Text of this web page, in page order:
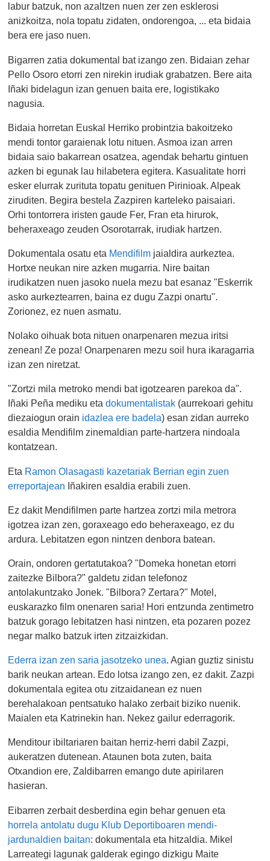
labur batzuk, non azaltzen nuen zer zen esklerosi
anizkoitza, nola topatu zidaten, ondorengoa, ... eta bidaia
bera ere jaso nuen.
Bigarren zatia dokumental bat izango zen. Bidaian zehar
Pello Osoro etorri zen nirekin irudiak grabatzen. Bere aita
Iñaki bidelagun izan genuen baita ere, logistikako
nagusia.
Bidaia horretan Euskal Herriko probintzia bakoitzeko
mendi tontor garaienak lotu nituen. Asmoa izan arren
bidaia saio bakarrean osatzea, agendak behartu gintuen
azken bi egunak lau hilabetera egitera. Kasualitate horri
esker elurrak zurituta topatu genituen Pirinioak. Alpeak
ziruditen. Begira bestela Zazpiren karteleko paisaiari.
Orhi tontorrera iristen gaude Fer, Fran eta hirurok,
beheraxeago zeuden Osorotarrak, irudiak hartzen.
Dokumentala osatu eta Mendifilm jaialdira aurkeztea.
Hortxe neukan nire azken mugarria. Nire baitan
irudikatzen nuen jasoko nuela mezu bat esanaz "Eskerrik
asko aurkeztearren, baina ez dugu Zazpi onartu".
Zorionez, ez nuen asmatu.
Nolako oihuak bota nituen onarpenaren mezua iritsi
zenean! Ze poza! Onarpenaren mezu soil hura ikaragarria
izan zen niretzat.
"Zortzi mila metroko mendi bat igotzearen parekoa da".
Iñaki Peña mediku etadokumentalistak (aurrekoari gehitu
diezaiogun orain idazlea ere badela) esan zidan aurreko
esaldia Mendifilm zinemaldian parte-hartzera nindoala
kontatzean.
Eta Ramon Olasagasti kazetariak Berrian egin zuen
erreportajean Iñakiren esaldia erabili zuen.
Ez dakit Mendifilmen parte hartzea zortzi mila metrora
igotzea izan zen, goraxeago edo beheraxeago, ez du
ardura. Lebitatzen egon nintzen denbora batean.
Orain, ondoren gertatutakoa? "Domeka honetan etorri
zaitezke Bilbora?" galdetu zidan telefonoz
antolakuntzako Jonek. "Bilbora? Zertara?" Motel,
euskarazko film onenaren saria! Hori entzunda zentimetro
batzuk gorago lebitatzen hasi nintzen, eta pozaren pozez
negar malko batzuk irten zitzaizkidan.
Ederra izan zen saria jasotzeko unea. Agian guztiz sinistu
barik neukan artean. Edo lotsa izango zen, ez dakit. Zazpi
dokumentala egitea otu zitzaidanean ez nuen
berehalakoan pentsatuko halako zerbait biziko nuenik.
Maialen eta Katrinekin han. Nekez gailur ederragorik.
Menditour ibiltariaren baitan herriz-herri dabil Zazpi,
aukeratzen dutenean. Ataunen bota zuten, baita
Otxandion ere, Zaldibarren emango dute apirilaren
hasieran.
Eibarren zerbait desberdina egin behar genuen eta
horrela antolatu dugu Klub Deportiboaren mendi-
jardunaldien baitan: dokumentala eta hitzaldia. Mikel
Larreategi lagunak galderak egingo dizkigu Maite